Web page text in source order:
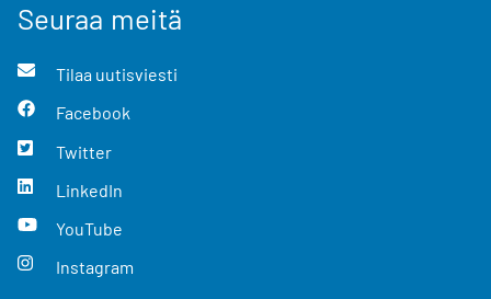
Seuraa meitä
Tilaa uutisviesti
Facebook
Twitter
LinkedIn
YouTube
Instagram